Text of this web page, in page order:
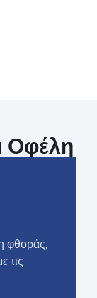
Οφέλη
φθοράς,
τις